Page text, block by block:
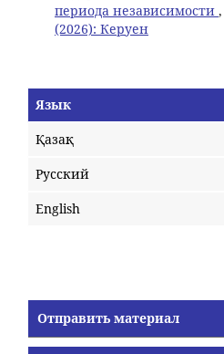
периода независимости ,
(2026): Керуен
Язык
Қазақ
Русский
English
Отправить материал